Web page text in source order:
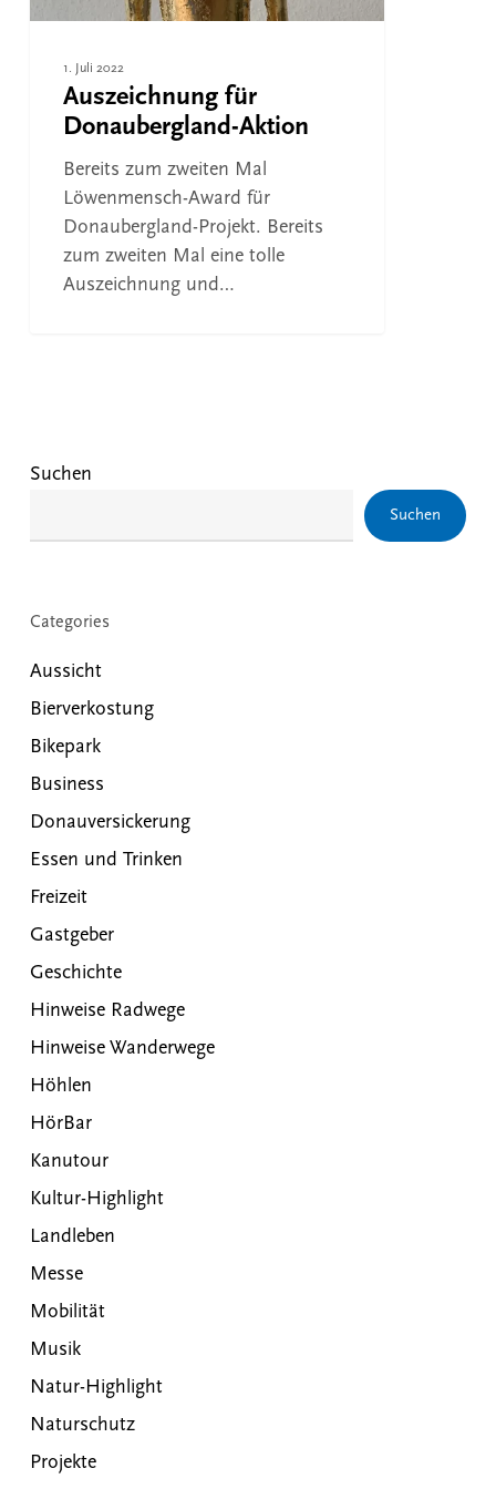
1. Juli 2022
Auszeichnung für
Donaubergland-Aktion
Bereits zum zweiten Mal
Löwenmensch-Award für
Donaubergland-Projekt. Bereits
zum zweiten Mal eine tolle
Auszeichnung und…
Suchen
Suchen
Categories
Aussicht
Bierverkostung
Bikepark
Business
Donauversickerung
Essen und Trinken
Freizeit
Gastgeber
Geschichte
Hinweise Radwege
Hinweise Wanderwege
Höhlen
HörBar
Kanutour
Kultur-Highlight
Landleben
Messe
Mobilität
Musik
Natur-Highlight
Naturschutz
Projekte